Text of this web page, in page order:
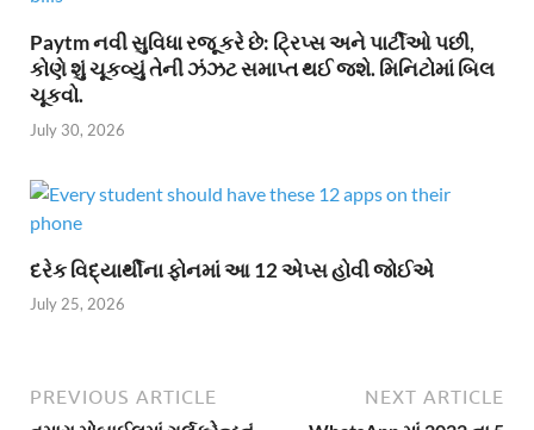
Paytm નવી સુવિધા રજૂ કરે છે: ટ્રિપ્સ અને પાર્ટીઓ પછી,
કોણે શું ચૂકવ્યું તેની ઝંઝટ સમાપ્ત થઈ જશે. મિનિટોમાં બિલ
ચૂકવો.
July 30, 2026
દરેક વિદ્યાર્થીના ફોનમાં આ 12 એપ્સ હોવી જોઈએ
July 25, 2026
PREVIOUS ARTICLE NEXT ARTICLE